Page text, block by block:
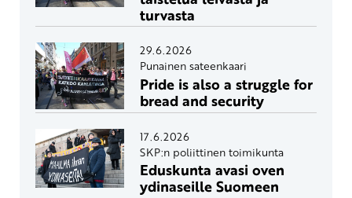
turvasta
29.6.2026
Punainen sateenkaari
Pride is also a struggle for
bread and security
17.6.2026
SKP:n poliittinen toimikunta
Eduskunta avasi oven
ydinaseille Suomeen